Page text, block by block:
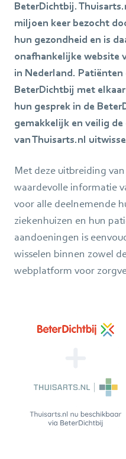
BeterDichtbij.
miljoen keer bezocht
hun gezondheid en is
onafhankelijke website
in Nederland. Patiënten
BeterDichtbij met
hun gesprek in de
gemakkelijk en veilig
van Thuisarts.nl
Met deze uitbreiding
waardevolle informatie
voor alle deelnemende
ziekenhuizen en hun
aandoeningen is
wisselen binnen zowel
webplatform voor